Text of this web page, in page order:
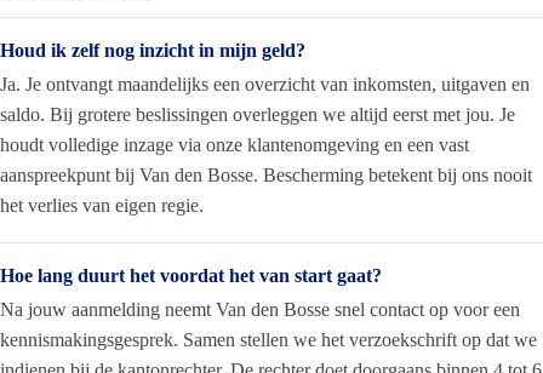
Houd ik zelf nog inzicht in mijn geld?
Ja. Je ontvangt maandelijks een overzicht van inkomsten, uitgaven en
saldo. Bij grotere beslissingen overleggen we altijd eerst met jou. Je
houdt volledige inzage via onze klantenomgeving en een vast
aanspreekpunt bij Van den Bosse. Bescherming betekent bij ons nooit
het verlies van eigen regie.
Hoe lang duurt het voordat het van start gaat?
Na jouw aanmelding neemt Van den Bosse snel contact op voor een
kennismakingsgesprek. Samen stellen we het verzoekschrift op dat we